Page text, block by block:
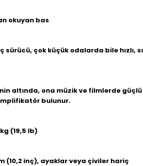
okuyan bas
sürücü, çok küçük odalarda bile hızlı,
altında, ona müzik ve filmlerde
bulunur.
(19,5 lb)
(10,2 inç), ayaklar veya çiviler hariç